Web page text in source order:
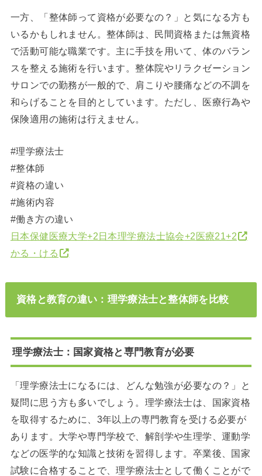
一方、「整体師って資格が必要なの？」と気になる方も
いるかもしれません。整体師は、民間資格または無資格
で活動可能な職業です。 主に手技を用いて、体のバラン
スを整える施術を行います。整体院やリラクゼーション
サロンでの勤務が一般的で、肩こりや腰痛などの不調を
和らげることを目的としています。 ただし、医療行為や
保険適用の施術は行えません。
#理学療法士
#整体師
#資格の違い
#施術内容
#働き方の違い
日本保健医療大学+2 日本理学療法士協会+2 医療21+2
かる・ける
資格と教育の違い：理学療法士と整体師を比較
理学療法士：国家資格と専門教育が必要
「理学療法士になるには、どんな勉強が必要なの？」と
疑問に思う方も多いでしょう。 理学療法士は、国家資格
を取得するために、3年以上の専門教育を受ける必要が
あります。 大学や専門学校で、解剖学や生理学、運動学
などの医学的な知識と技術を習得します。 卒業後、国家
試験に合格することで、理学療法士として働くことがで